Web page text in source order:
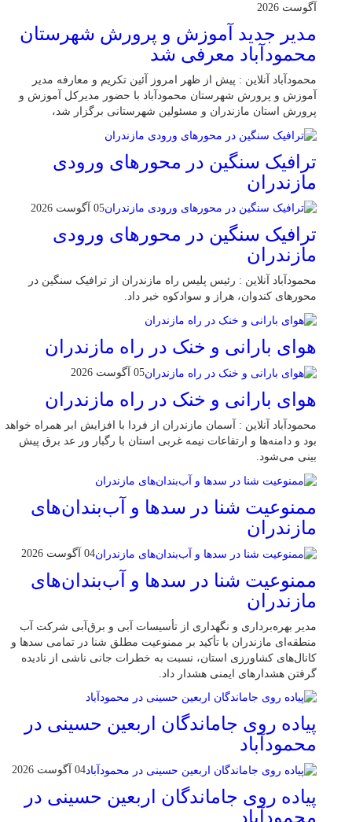
آگوست 2026
مدیر جدید آموزش و پرورش شهرستان
محمودآباد معرفی شد
محمودآباد آنلاین : پیش از ظهر امروز آئین تکریم و معارفه مدیر
آموزش و پرورش شهرستان محمودآباد با حضور مدیرکل آموزش و
پرورش استان مازندران و مسئولین شهرستانی برگزار شد،
ترافیک سنگین در محور‌های ورودی
مازندران
05 آگوست 2026
ترافیک سنگین در محور‌های ورودی
مازندران
محمودآباد آنلاین : رئیس پلیس راه مازندران از ترافیک سنگین در
محور‌های کندوان، هراز و سوادکوه خبر داد.
هوای بارانی و خنک در راه مازندران
05 آگوست 2026
هوای بارانی و خنک در راه مازندران
محمودآباد آنلاین : آسمان مازندران از فردا با افزایش ابر همراه خواهد
بود و دامنه‌ها و ارتفاعات نیمه غربی استان با رگبار ور عد برق پیش
بینی می‌شود.
ممنوعیت شنا در سدها و آب‌بندان‌‌های
مازندران
04 آگوست 2026
ممنوعیت شنا در سدها و آب‌بندان‌‌های
مازندران
مدیر بهره‌برداری و نگهداری از تأسیسات آبی و برق‌آبی شرکت آب
منطقه‌ای مازندران با تأکید بر ممنوعیت مطلق شنا در تمامی سدها و
کانال‌های کشاورزی استان، نسبت به خطرات جانی ناشی از نادیده
گرفتن هشدارهای ایمنی هشدار داد.
پیاده روی جاماندگان اربعین حسینی در
محمودآباد
04 آگوست 2026
پیاده روی جاماندگان اربعین حسینی در
محمودآباد